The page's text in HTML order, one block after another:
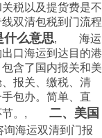
税以及提货费是不
双清包税到门流程
什么意思, 海运
口海运到达目的港
含了国内报关和美
报关、缴税、清
包办。简单、直
环节。, 二、美国
海运双清到门报